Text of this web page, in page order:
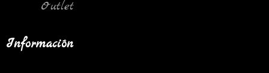
Outlet
Información